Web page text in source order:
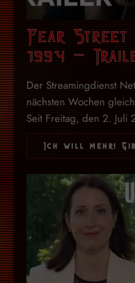
Fear Street
1994 –
Der Streamingdienst
nächsten Wochen
Seit Freitag, den 2. Juli
Ich will mehr!